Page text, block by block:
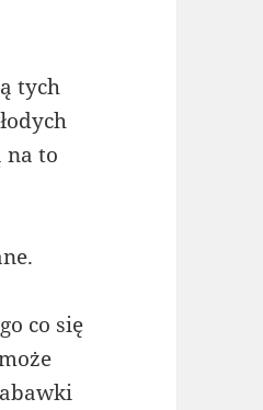
tych
na to
co się